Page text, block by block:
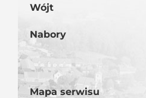
Wójt
Nabory
Mapa serwisu